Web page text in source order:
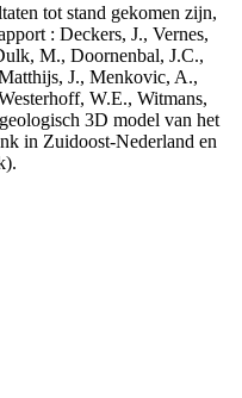
tot stand gekomen zijn,
: Deckers, J., Vernes,
M., Doornenbal, J.C.,
J., Menkovic, A.,
W.E., Witmans,
3D model van het
in Zuidoost-Nederland en